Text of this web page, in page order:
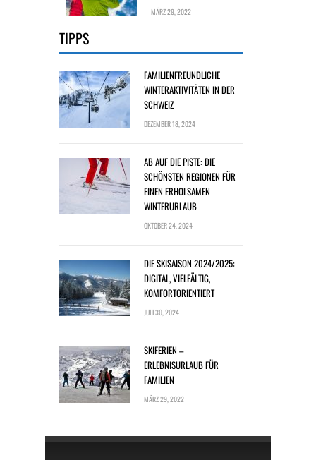
MÄRZ 29, 2022
TIPPS
FAMILIENFREUNDLICHE
WINTERAKTIVITÄTEN IN DER
SCHWEIZ
DEZEMBER 18, 2024
AB AUF DIE PISTE: DIE
SCHÖNSTEN REGIONEN FÜR
EINEN ERHOLSAMEN
WINTERURLAUB
OKTOBER 24, 2024
DIE SKISAISON 2024/2025:
DIGITAL, VIELFÄLTIG,
KOMFORTORIENTIERT
JULI 30, 2024
SKIFERIEN –
ERLEBNISURLAUB FÜR
FAMILIEN
MÄRZ 29, 2022